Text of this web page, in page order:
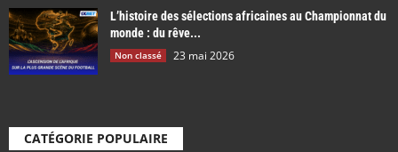
L’histoire des sélections africaines au Championnat du
monde : du rêve...
Non classé 23 mai 2026
CATÉGORIE POPULAIRE